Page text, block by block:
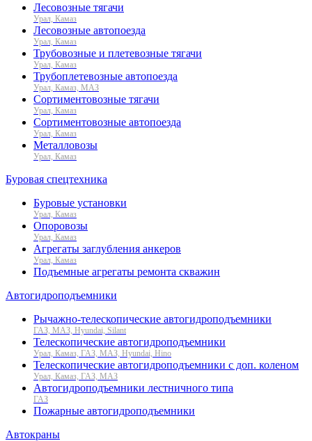
Лесовозные тягачи
Урал, Камаз
Лесовозные автопоезда
Урал, Камаз
Трубовозные и плетевозные тягачи
Урал, Камаз
Трубоплетевозные автопоезда
Урал, Камаз, МАЗ
Сортиментовозные тягачи
Урал, Камаз
Сортиментовозные автопоезда
Урал, Камаз
Металловозы
Урал, Камаз
Буровая спецтехника
Буровые установки
Урал, Камаз
Опоровозы
Урал, Камаз
Агрегаты заглубления анкеров
Урал, Камаз
Подъемные агрегаты ремонта скважин
Автогидроподъемники
Рычажно-телескопические автогидроподъемники
ГАЗ, МАЗ, Hyundai, Silant
Телескопические автогидроподъемники
Урал, Камаз, ГАЗ, МАЗ, Hyundai, Hino
Телескопические автогидроподъемники с доп. коленом
Урал, Камаз, ГАЗ, МАЗ
Автогидроподъемники лестничного типа
ГАЗ
Пожарные автогидроподъемники
Автокраны